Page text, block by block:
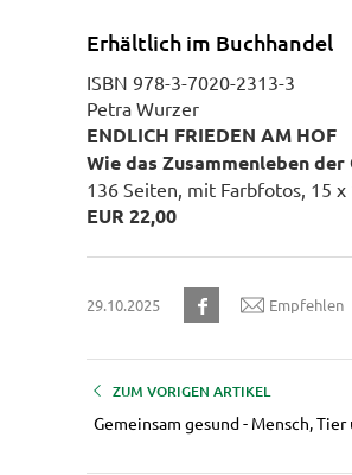
Erhältlich im Buchhandel
ISBN 978-3-7020-2313-3
Petra Wurzer
ENDLICH FRIEDEN AM HOF
Wie das Zusammenleben
136 Seiten, mit Farbfotos, 15 x
EUR 22,00
29.10.2025 Empfehlen
ZUM VORIGEN ARTIKEL
Gemeinsam gesund - Mensch,